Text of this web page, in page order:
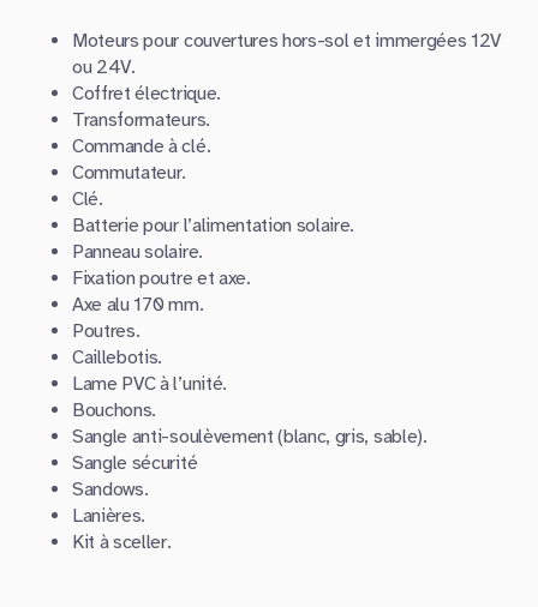
Moteurs pour couvertures hors-sol et immergées 12V
ou 24V.
Coffret électrique.
Transformateurs.
Commande à clé.
Commutateur.
Clé.
Batterie pour l’alimentation solaire.
Panneau solaire.
Fixation poutre et axe.
Axe alu 170 mm.
Poutres.
Caillebotis.
Lame PVC à l’unité.
Bouchons.
Sangle anti-soulèvement (blanc, gris, sable).
Sangle sécurité
Sandows.
Lanières.
Kit à sceller.